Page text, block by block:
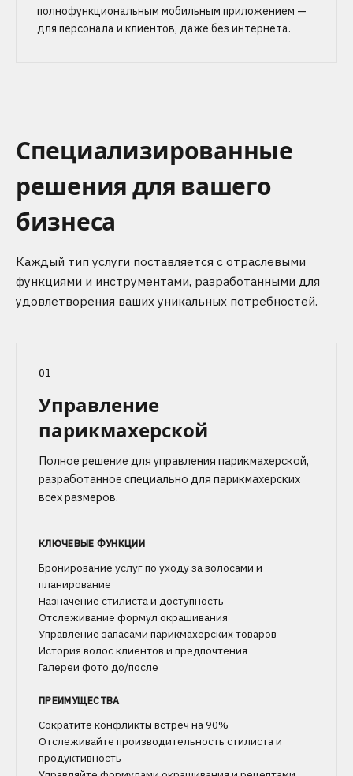
полнофункциональным мобильным приложением —
для персонала и клиентов, даже без интернета.
Специализированные
решения для вашего
бизнеса
Каждый тип услуги поставляется с отраслевыми
функциями и инструментами, разработанными для
удовлетворения ваших уникальных потребностей.
01
Управление
парикмахерской
Полное решение для управления парикмахерской,
разработанное специально для парикмахерских
всех размеров.
КЛЮЧЕВЫЕ ФУНКЦИИ
Бронирование услуг по уходу за волосами и
планирование
Назначение стилиста и доступность
Отслеживание формул окрашивания
Управление запасами парикмахерских товаров
История волос клиентов и предпочтения
Галереи фото до/после
ПРЕИМУЩЕСТВА
Сократите конфликты встреч на 90%
Отслеживайте производительность стилиста и
продуктивность